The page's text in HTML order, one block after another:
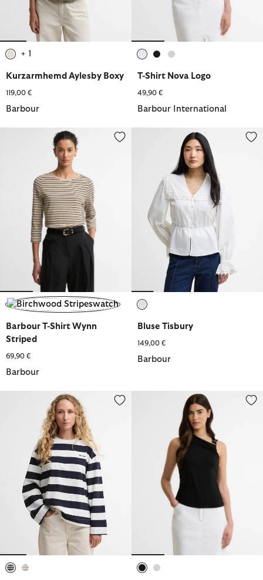
+ 1
Kurzarmhemd Aylesby Boxy
119,00 €
Barbour
T-Shirt Nova Logo
49,90 €
Barbour International
Barbour T-Shirt Wynn Striped
Barbour T-Shirt Wynn
Striped
69,90 €
Barbour
Bluse Tisbury
149,00 €
Barbour
Langarmshirt Cartmel Striped